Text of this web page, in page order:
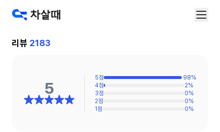
리뷰 2183
5
1 점 0%
2점 0%
3점 0%
4점 2%
5점 98%